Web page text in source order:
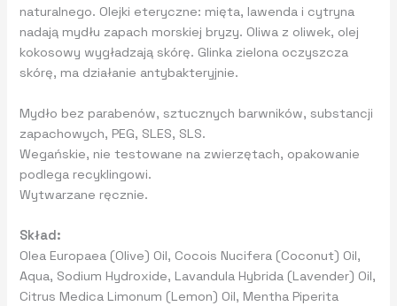
naturalnego. Olejki eteryczne: mięta, lawenda i cytryna
nadają mydłu zapach morskiej bryzy. Oliwa z oliwek, olej
kokosowy wygładzają skórę. Glinka zielona oczyszcza
skórę, ma działanie antybakteryjnie.
Mydło bez parabenów, sztucznych barwników, substancji
zapachowych, PEG, SLES, SLS.
Wegańskie, nie testowane na zwierzętach, opakowanie
podlega recyklingowi.
Wytwarzane ręcznie.
Skład:
Olea Europaea (Olive) Oil, Cocois Nucifera (Coconut) Oil,
Aqua, Sodium Hydroxide, Lavandula Hybrida (Lavender) Oil,
Citrus Medica Limonum (Lemon) Oil, Mentha Piperita